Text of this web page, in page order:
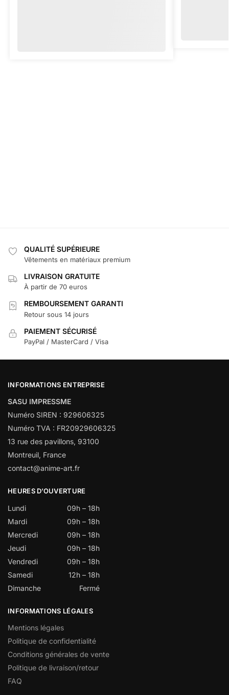
QUALITÉ SUPÉRIEURE
Vêtements en matériaux premium
LIVRAISON GRATUITE
À partir de 70 euros
REMBOURSEMENT GARANTI
Retour sous 14 jours
PAIEMENT SÉCURISÉ
PayPal / MasterCard / Visa
INFORMATIONS ENTREPRISE
SASU IMPRESSME
Numéro SIREN : 929606325
Numéro TVA : FR20929606325
13 rue des pavillons, 93100
Montreuil, France
contact@anime-art.fr
HEURES D’OUVERTURE
Lundi
09h – 18h
Mardi
09h – 18h
Mercredi
09h – 18h
Jeudi
09h – 18h
Vendredi
09h – 18h
Samedi
12h – 18h
Dimanche
Fermé
INFORMATIONS LÉGALES
Mentions légales
Politique de confidentialité
Conditions générales de vente
Politique de livraison/retour
FAQ